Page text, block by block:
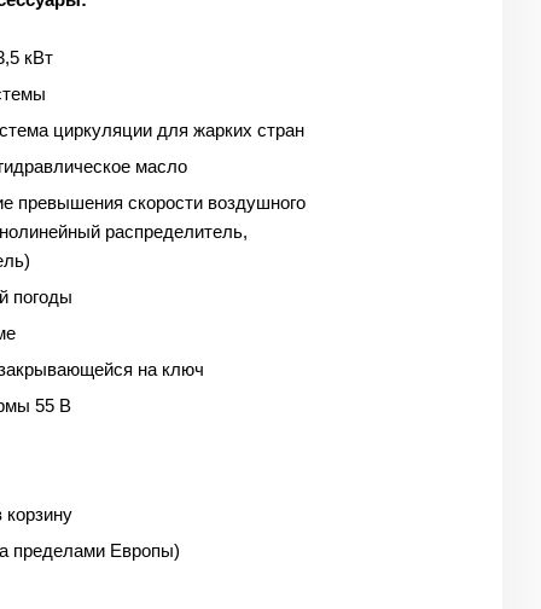
кВт
циркуляции для жарких стран
масло
превышения скорости воздушного
распределитель,
погоды
на ключ
55 В
пределами Европы)